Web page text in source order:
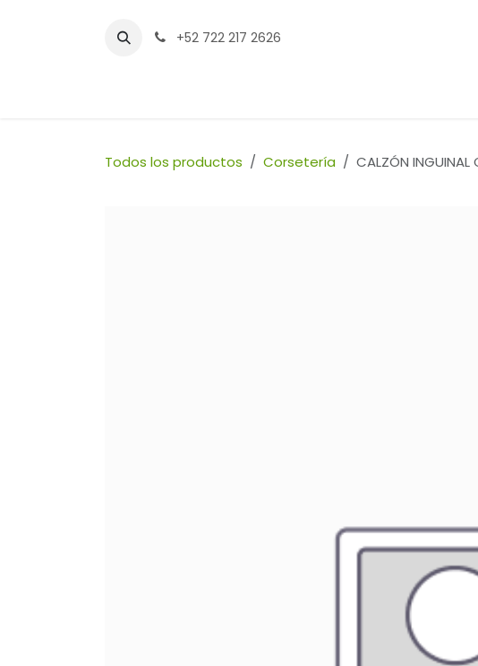
+52 722 217 2626
Todos los productos Corsetería CALZÓN INGUINAL